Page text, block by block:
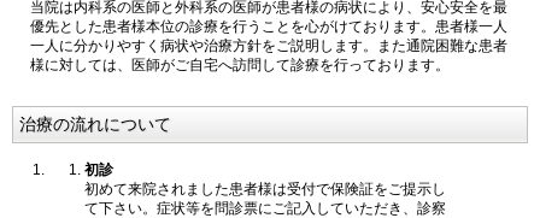
当院は内科系の医師と外科系の医師が患者様の病状により、安心安全を最
優先とした患者様本位の診療を行うことを心がけております。患者様一人
一人に分かりやすく病状や治療方針をご説明します。また通院困難な患者
様に対しては、医師がご自宅へ訪問して診療を行っております。
治療の流れについて
初診
初めて来院されました患者様は受付で保険証をご提示し
て下さい。症状等を問診票にご記入していただき、診察